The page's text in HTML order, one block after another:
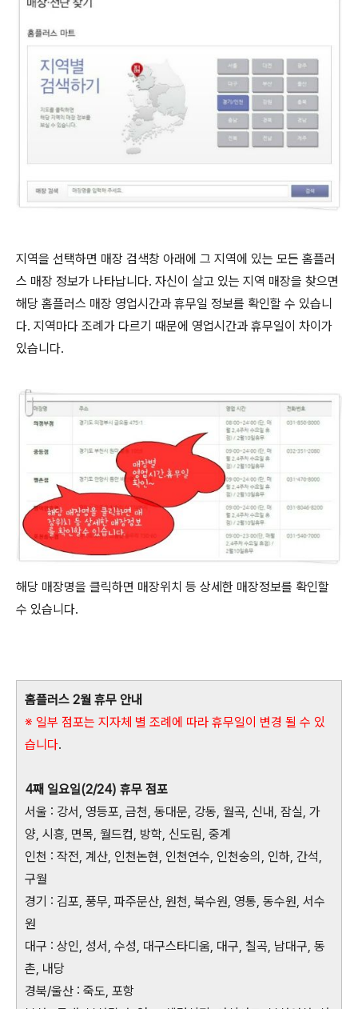
지역을 선택하면 매장 검색창 아래에 그 지역에 있는 모든 홈플러
스 매장 정보가 나타납니다. 자신이 살고 있는 지역 매장을 찾으면
해당 홈플러스 매장 영업시간과 휴무일 정보를 확인할 수 있습니
다. 지역마다 조례가 다르기 때문에 영업시간과 휴무일이 차이가
있습니다.
해당 매장명을 클릭하면 매장위치 등 상세한 매장정보를 확인할
수 있습니다.
홈플러스 2월 휴무 안내
※ 일부 점포는 지자체 별 조례에 따라 휴무일이 변경 될 수 있
습니다.
4째 일요일(2/24) 휴무 점포
서울 : 강서, 영등포, 금천, 동대문, 강동, 월곡, 신내, 잠실, 가
양, 시흥, 면목, 월드컵, 방학, 신도림, 중계
인천 : 작전, 계산, 인천논현, 인천연수, 인천숭의, 인하, 간석,
구월
경기 : 김포, 풍무, 파주문산, 원천, 북수원, 영통, 동수원, 서수
원
대구 : 상인, 성서, 수성, 대구스타디움, 대구, 칠곡, 남대구, 동
촌, 내당
경북/울산 : 죽도, 포항